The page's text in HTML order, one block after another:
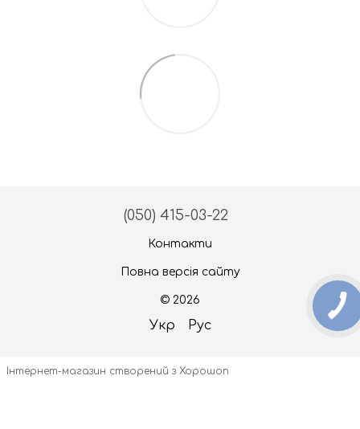
(050) 415-03-22
Контакти
Повна версія сайту
© 2026
Укр Рус
Інтернет-магазин створений з Хорошоп